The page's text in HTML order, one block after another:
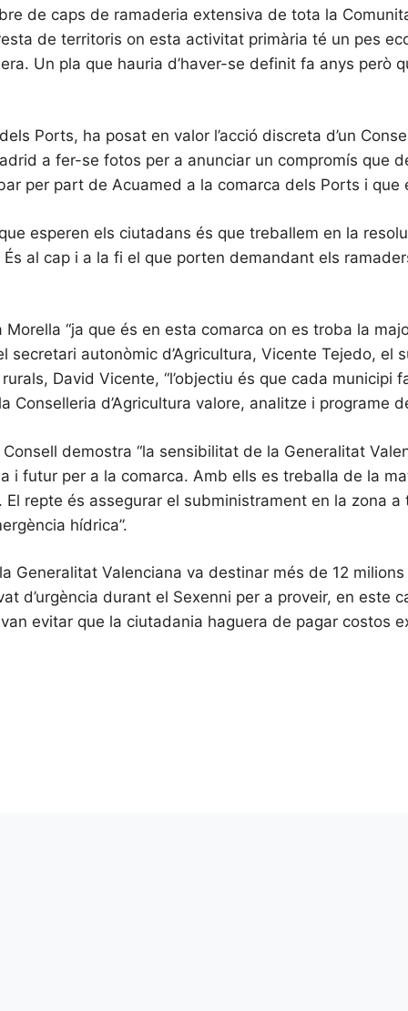
de caps de ramaderia extensiva de tota la
de territoris on esta activitat primària té un pes
Un pla que hauria d’haver-se definit fa anys però
Ports, ha posat en valor l’acció discreta d’un
a fer-se fotos per a anunciar un compromís que
per part de Acuamed a la comarca dels Ports i que
esperen els ciutadans és que treballem en la
al cap i a la fi el que porten demandant els
“ja que és en esta comarca on es troba la
autonòmic d’Agricultura, Vicente Tejedo, el
David Vicente, “l’objectiu és que cada
d’Agricultura valore, analitze i programe
Consell demostra “la sensibilitat de la Generalitat
i futur per a la comarca. Amb ells es treballa de la
repte és assegurar el subministrament en la zona
hídrica”.
Generalitat Valenciana va destinar més de 12
d’urgència durant el Sexenni per a proveir, en
evitar que la ciutadania haguera de pagar costos